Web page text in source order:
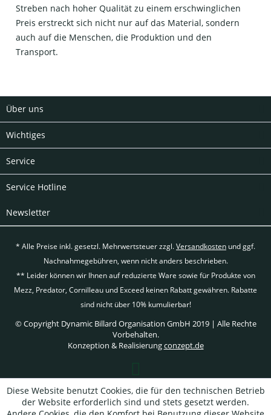
Streben nach hoher Qualität zu einem erschwinglichen
Preis erstreckt sich nicht nur auf das Material, sondern
auch auf die Menschen, die Produktion und den
Transport.
Über uns
Wichtiges
Service
Service Hotline
Newsletter
* Alle Preise inkl. gesetzl. Mehrwertsteuer zzgl.Versandkosten und ggf.
Nachnahmegebühren, wenn nicht anders beschrieben.
** Leider können wir Ihnen auf reduzierte Ware sowie für Produkte von
Mezz, Predator, Cornilleau und Exceed keinen Rabatt gewähren. Rabatte
sind nicht über 10% kumulierbar!
© Copyright Dynamic Billard Organisation GmbH 2019 | Alle Rechte
Vorbehalten.
Konzeption & Realisierungconzept.de
Diese Website benutzt Cookies, die für den technischen Betrieb
der Website erforderlich sind und stets gesetzt werden.